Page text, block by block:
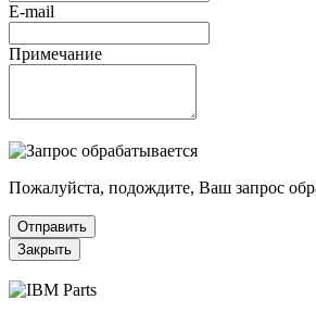
E-mail
Примечание
Пожалуйста, подождите, Ваш запрос
Отправить
Закрыть